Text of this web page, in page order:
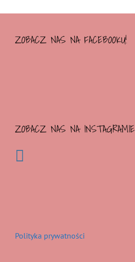
ZOBACZ NAS NA FACEBOOKU!
ZOBACZ NAS NA INSTAGRAMIE
Polityka prywatności